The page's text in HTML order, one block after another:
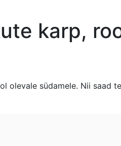
karp,
olevale südamele. Nii saad